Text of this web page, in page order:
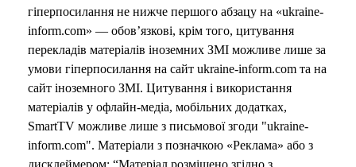
гіперпосилання не нижче першого абзацу на «ukraine-
inform.com» — обов’язкові, крім того, цитування
перекладів матеріалів іноземних ЗМІ можливе лише за
умови гіперпосилання на сайт ukraine-inform.com та на
сайт іноземного ЗМІ. Цитування і використання
матеріалів у офлайн-медіа, мобільних додатках,
SmartTV можливе лише з письмової згоди "ukraine-
inform.com". Матеріали з позначкою «Реклама» або з
дисклеймером: “Матеріал розміщено згідно з